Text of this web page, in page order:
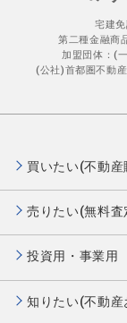
宅建
第二種金融商
加盟団体：(
(公社)首都圏不動
買いたい(不動
売りたい(無料査
投資用・事業用
知りたい(不動産